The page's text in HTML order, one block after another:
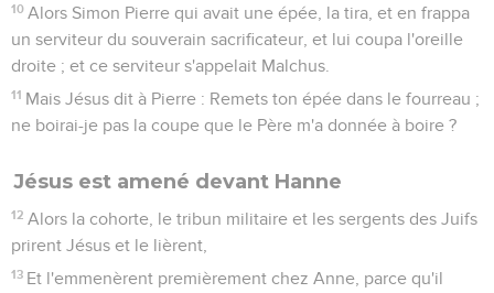
10 Alors Simon Pierre qui avait une épée, la tira, et en frappa
un serviteur du souverain sacrificateur, et lui coupa l'oreille
droite ; et ce serviteur s'appelait Malchus.
11 Mais Jésus dit à Pierre : Remets ton épée dans le fourreau ;
ne boirai-je pas la coupe que le Père m'a donnée à boire ?
Jésus est amené devant Hanne
12 Alors la cohorte, le tribun militaire et les sergents des Juifs
prirent Jésus et le lièrent,
13 Et l'emmenèrent premièrement chez Anne, parce qu'il